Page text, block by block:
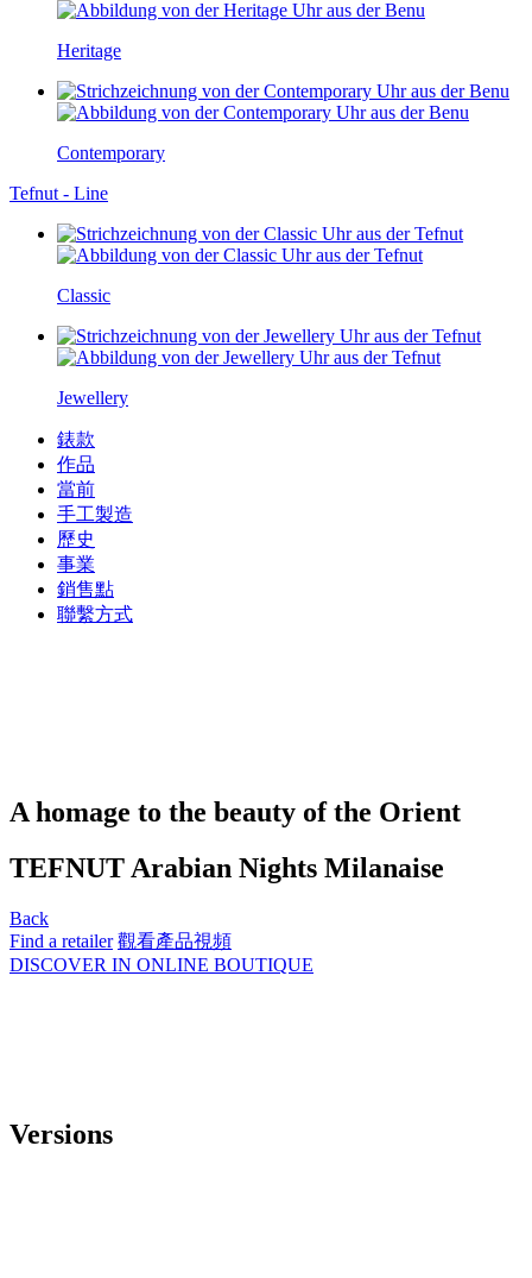
Heritage
Contemporary
Tefnut - Line
Classic
Jewellery
錶款
作品
當前
手工製造
歷史
事業
銷售點
聯繫方式
A homage to the beauty of the Orient
TEFNUT Arabian Nights Milanaise
Back
Find a retailer 觀看產品視頻
DISCOVER IN ONLINE BOUTIQUE
Versions